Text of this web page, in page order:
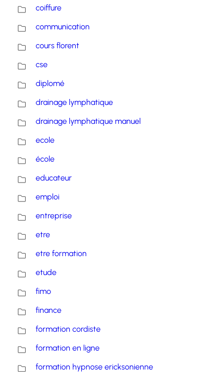
coiffure
communication
cours florent
cse
diplomé
drainage lymphatique
drainage lymphatique manuel
ecole
école
educateur
emploi
entreprise
etre
etre formation
etude
fimo
finance
formation cordiste
formation en ligne
formation hypnose ericksonienne